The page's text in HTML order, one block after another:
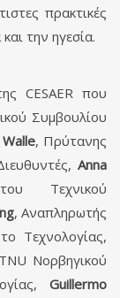
πρακτικές
την ηγεσία.
CESAER που
Συμβουλίου
, Πρύτανης
Anna
Τεχνικού
, Αναπληρωτής
Τεχνολογίας,
Νορβηγικού
Guillermo